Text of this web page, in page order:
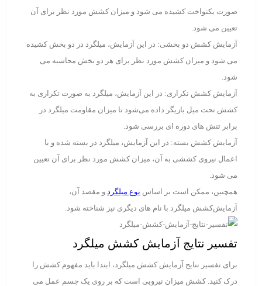
صورت یکنواخت کشیده می ‌شود و میزان کشش مورد نظر برای آن
تعیین می ‌شود.
آزمایش کشش دو بخشی: در این آزمایش، میلگرد در دو بخش کشیده
می شود و میزان کشش مورد نظر برای هر دو بخش محاسبه می
شود.
آزمایش کشش تکراری: در این آزمایش، میلگرد به صورت تکراری به
کشش تحت میل بازیگر داده می‌شود تا میزان مقاومت میلگرد در
برابر تنش های دوره ‌ای بررسی شود.
آزمایش کشش بسته: در این آزمایش، میلگرد در بسته شده و با
اعمال نیروی کششی به آن، میزان کشش مورد نظر برای آن تعیین
می‌ شود.
همچنین، ممکن است بر اساس نوع میلگرد و مقصد آن،
آزمایش‌کشش میلگرد با نام ‌های دیگری نیز شناخته شود.
تفسیر نتایج آزمایش کشش میلگرد
برای تفسیر نتایج آزمایش کشش میلگرد، ابتدا باید مفهوم کشش را
درک کنید. کشش میزان نیرویی است که بر روی یک جسم عمل می‌